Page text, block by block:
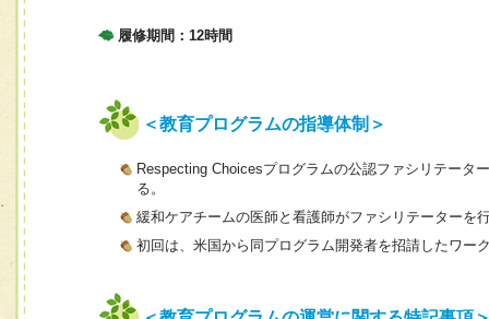
履修期間：12時間
＜教育プログラムの指導体制＞
Respecting Choicesプログラムの公認ファシリテータ
る。
緩和ケアチームの医師と看護師がファシリテーターを
初回は、米国から同プログラム開発者を招請したワー